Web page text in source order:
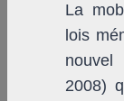
La
lois
nouvel
2008)